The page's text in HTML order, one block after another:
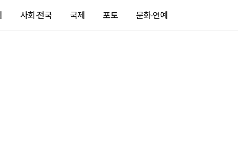
사회·전국 국제 포토 문화·연예